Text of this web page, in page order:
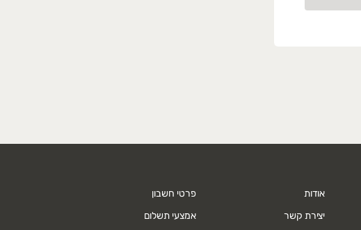
אודות
יצירת קשר
פרטי חשבון
אמצעי תשלום